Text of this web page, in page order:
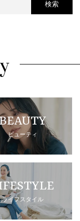
検索
ビューティ
ライフスタイル